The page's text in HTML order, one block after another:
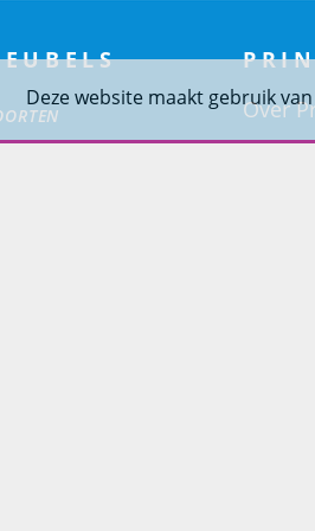
Deze website maakt gebruik
Over